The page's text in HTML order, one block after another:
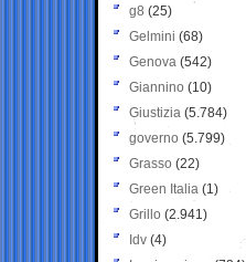
g8 (25)
Gelmini (68)
Genova (542)
Giannino (10)
Giustizia (5.784)
governo (5.799)
Grasso (22)
Green Italia (1)
Grillo (2.941)
Idv (4)